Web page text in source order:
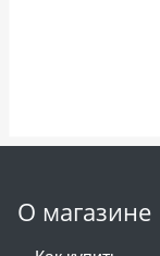
О магазине